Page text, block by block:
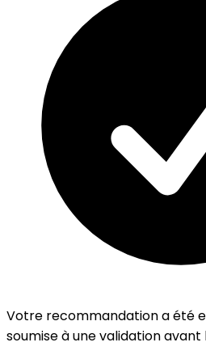
Votre recommandation a été
soumise à une validation